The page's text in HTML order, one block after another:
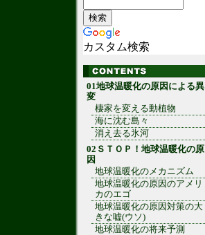
カスタム検索
01地球温暖化の原因による異
変
棲家を変える動植物
海に沈む島々
消え去る氷河
02ＳＴＯＰ！地球温暖化の原
因
地球温暖化のメカニズム
地球温暖化の原因のアメリ
カのエゴ
地球温暖化の原因対策の大
きな嘘(ウソ)
地球温暖化の将来予測